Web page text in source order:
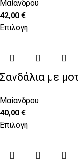
Μαίανδρου
42,00 €
Επιλογή
Σανδάλια με
Μαίανδρου
40,00 €
Επιλογή